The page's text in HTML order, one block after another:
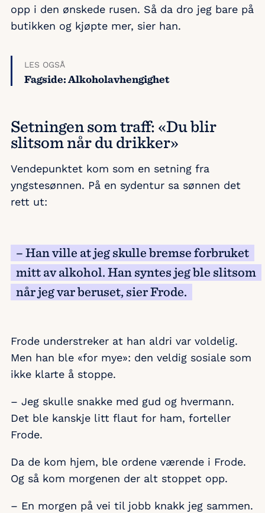
opp i den ønskede rusen. Så da dro jeg bare på
butikken og kjøpte mer, sier han.
LES OGSÅ
Fagside: Alkoholavhengighet
Setningen som traff: «Du blir
slitsom når du drikker»
Vendepunktet kom som en setning fra
yngstesønnen. På en sydentur sa sønnen det
rett ut:
– Han ville at jeg skulle bremse forbruket
mitt av alkohol. Han syntes jeg ble slitsom
når jeg var beruset, sier Frode.
Frode understreker at han aldri var voldelig.
Men han ble «for mye»: den veldig sosiale som
ikke klarte å stoppe.
– Jeg skulle snakke med gud og hvermann.
Det ble kanskje litt flaut for ham, forteller
Frode.
Da de kom hjem, ble ordene værende i Frode.
Og så kom morgenen der alt stoppet opp.
– En morgen på vei til jobb knakk jeg sammen.